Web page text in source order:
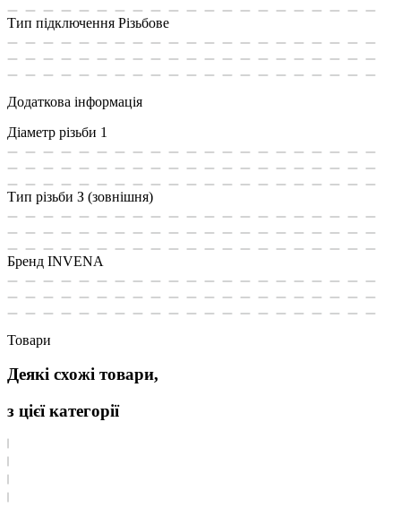
Тип підключення Різьбове
Додаткова інформація
Діаметр різьби 1
Тип різьби З (зовнішня)
Бренд INVENA
Товари
Деякі схожі товари,
з цієї категорії